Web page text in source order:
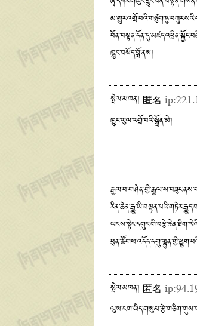
ཁྱུང་བསོད་བློ་ནས།
སྤེལ་མཁན། 匿名
ཁྱུང་ཡུལ་འགྲོ་བའི་སྒྲོན་མེ།
སྤེལ་མཁན། 匿名